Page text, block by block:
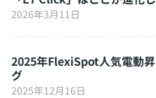
2026年3月11日
2025年FlexiSpot人気電動
グ
2025年12月16日